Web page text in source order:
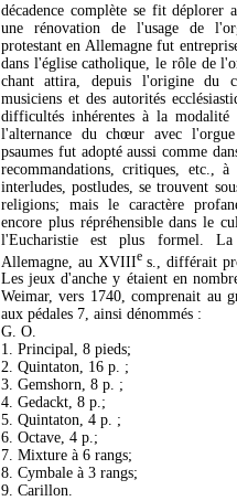
décadence complète se fit déplorer
une rénovation de l'usage de
protestant en Allemagne fut
dans l'église catholique, le rôle de
chant attira, depuis l'origine du
musiciens et des autorités
difficultés inhérentes à la
l'alternance du chœur avec
psaumes fut adopté aussi comme
recommandations, critiques, etc.,
interludes, postludes, se trouvent
religions; mais le caractère
encore plus répréhensible dans le
l'Eucharistie est plus formel.
Allemagne, au XVIIIes., différait
Les jeux d'anche y étaient en
Weimar, vers 1740, comprenait au
aux pédales 7, ainsi dénommés :
G. O.
1. Principal, 8 pieds;
2. Quintaton, 16 p. ;
3. Gemshorn, 8 p. ;
4. Gedackt, 8 p.;
5. Quintaton, 4 p. ;
6. Octave, 4 p.;
7. Mixture à 6 rangs;
8. Cymbale à 3 rangs;
9. Carillon.